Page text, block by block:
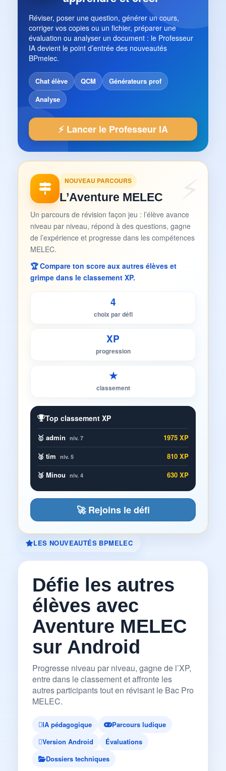
Réviser, poser une question, générer un cours,
corriger vos copies ou un fichier, préparer une
évaluation ou analyser un document : le Professeur
IA devient le point d’entrée des nouveautés
BPmelec.
Chat élève QCM
Générateurs prof
Analyse
⚡ Lancer le Professeur IA
NOUVEAU PARCOURS
L’Aventure MELEC
Un parcours de révision façon jeu : l’élève avance
niveau par niveau, répond à des questions, gagne
de l’expérience et progresse dans les compétences
MELEC.
🏆 Compare ton score aux autres élèves et
grimpe dans le classement XP.
4
choix par défi
XP
progression
★
classement
Top classement XP
🥇 admin niv. 7
1975 XP
🥈 tim niv. 5
810 XP
🥉 Minou niv. 4 630 XP
🚀 Rejoins le défi
LES NOUVEAUTÉS BPMELEC
Défie les autres
élèves avec
Aventure MELEC
sur Android
Progresse niveau par niveau, gagne de l’XP,
entre dans le classement et affronte les
autres participants tout en révisant le Bac Pro
MELEC.
IA pédagogique
Parcours ludique
Version Android
Évaluations
Dossiers techniques